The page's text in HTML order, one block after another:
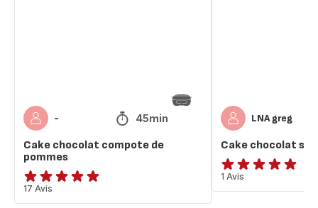
- 45min
Cake chocolat compote de
pommes
ratings.4.8
17 Avis
LNA greg
Cake chocolat
Avis
5
1 Avis